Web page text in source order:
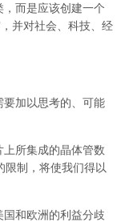
而是应该创建一个
并对社会、科技、经
加以思考的、可能
所集成的晶体管数
制，将使我们得以
。
和欧洲的利益分歧